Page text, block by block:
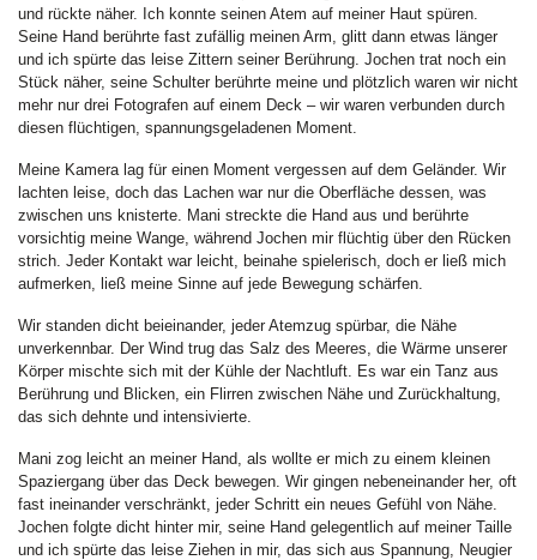
und rückte näher. Ich konnte seinen Atem auf meiner Haut spüren.
Seine Hand berührte fast zufällig meinen Arm, glitt dann etwas länger
und ich spürte das leise Zittern seiner Berührung. Jochen trat noch ein
Stück näher, seine Schulter berührte meine und plötzlich waren wir nicht
mehr nur drei Fotografen auf einem Deck – wir waren verbunden durch
diesen flüchtigen, spannungsgeladenen Moment.
Meine Kamera lag für einen Moment vergessen auf dem Geländer. Wir
lachten leise, doch das Lachen war nur die Oberfläche dessen, was
zwischen uns knisterte. Mani streckte die Hand aus und berührte
vorsichtig meine Wange, während Jochen mir flüchtig über den Rücken
strich. Jeder Kontakt war leicht, beinahe spielerisch, doch er ließ mich
aufmerken, ließ meine Sinne auf jede Bewegung schärfen.
Wir standen dicht beieinander, jeder Atemzug spürbar, die Nähe
unverkennbar. Der Wind trug das Salz des Meeres, die Wärme unserer
Körper mischte sich mit der Kühle der Nachtluft. Es war ein Tanz aus
Berührung und Blicken, ein Flirren zwischen Nähe und Zurückhaltung,
das sich dehnte und intensivierte.
Mani zog leicht an meiner Hand, als wollte er mich zu einem kleinen
Spaziergang über das Deck bewegen. Wir gingen nebeneinander her, oft
fast ineinander verschränkt, jeder Schritt ein neues Gefühl von Nähe.
Jochen folgte dicht hinter mir, seine Hand gelegentlich auf meiner Taille
und ich spürte das leise Ziehen in mir, das sich aus Spannung, Neugier